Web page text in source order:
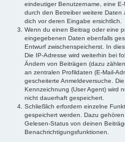
eindeutiger Benutzername, eine
durch den Betreiber weitere
dich vor deren Eingabe ersichtlich.
Wenn du einen Beitrag oder eine
eingegebenen Daten ebenfalls
Entwurf zwischenspeicherst. In
Die IP-Adresse wird weiterhin bei
Ändern von Beiträgen (dazu
an zentralen Profildaten (E-Mail-
gescheiterte Anmeldeversuche.
Kennzeichnung (User Agent) wird
nicht dauerhaft gespeichert.
Schließlich erfordern einzelne
gespeichert werden. Dazu
Gelesen-Status von deinen
Benachrichtigungsfunktionen.